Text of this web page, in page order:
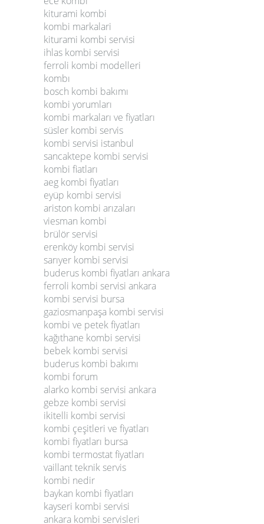
kiturami kombi
kombi markalari
kiturami kombi servisi
ihlas kombi servisi
ferroli kombi modelleri
kombı
bosch kombi bakımı
kombi yorumları
kombi markaları ve fiyatları
süsler kombi servis
kombi servisi istanbul
sancaktepe kombi servisi
kombi fiatları
aeg kombi fiyatları
eyüp kombi servisi
ariston kombi arızaları
viesman kombi
brülör servisi
erenköy kombi servisi
sarıyer kombi servisi
buderus kombi fiyatları ankara
ferroli kombi servisi ankara
kombi servisi bursa
gaziosmanpaşa kombi servisi
kombi ve petek fiyatları
kağıthane kombi servisi
bebek kombi servisi
buderus kombi bakımı
kombi forum
alarko kombi servisi ankara
gebze kombi servisi
ikitelli kombi servisi
kombi çeşitleri ve fiyatları
kombi fiyatları bursa
kombi termostat fiyatları
vaillant teknik servis
kombi nedir
baykan kombi fiyatları
kayseri kombi servisi
ankara kombi servisleri